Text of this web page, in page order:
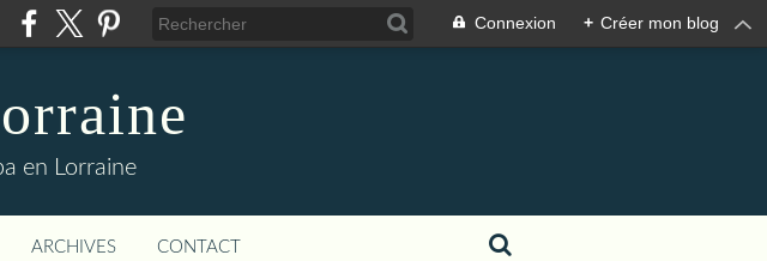
Connexion + Créer mon blog
en Lorraine
ARCHIVES CONTACT